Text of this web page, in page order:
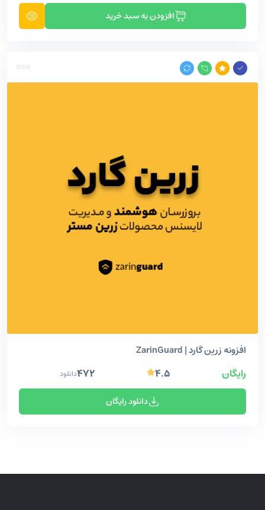
افزودن به سبد خرید
افزونه زرین گارد | ZarinGuard
رایگان ۴.۵ ۴۷۲دانلود
دانلود رایگان